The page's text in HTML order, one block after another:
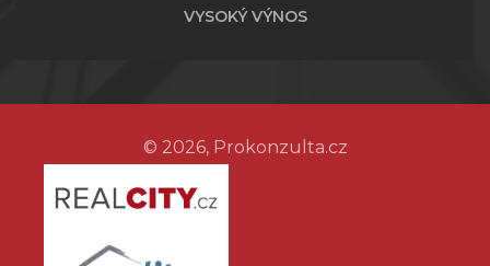
VYSOKÝ VÝNOS
© 2026, Prokonzulta.cz